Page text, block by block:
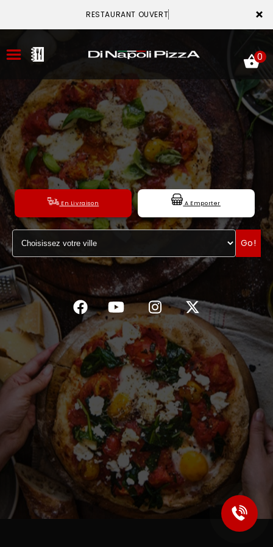
×
RESTAURANT OUVERT
ACCUEIL
LA CARTE
VOTRE COMPTE
NOTRE RESTAURANT
VOS AVIS
MENTIONS LÉGALES
C.G.V
0
En Livraison A Emporter
Go!